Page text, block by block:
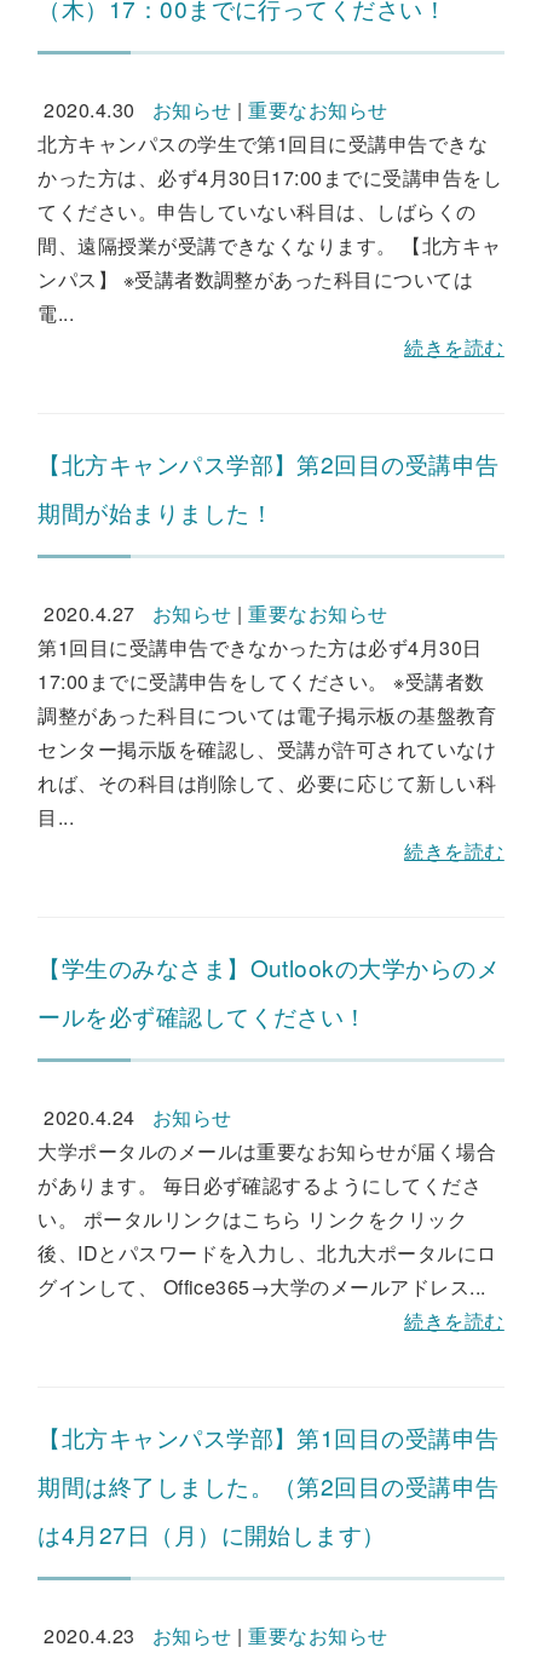
（木）17：00までに行ってください！
2020.4.30 お知らせ |重要なお知らせ
北方キャンパスの学生で第1回目に受講申告できな
かった方は、必ず4月30日17:00までに受講申告をし
てください。申告していない科目は、しばらくの
間、遠隔授業が受講できなくなります。 【北方キャ
ンパス】 ※受講者数調整があった科目については
電...
続きを読む
【北方キャンパス学部】第2回目の受講申告
期間が始まりました！
2020.4.27 お知らせ |重要なお知らせ
第1回目に受講申告できなかった方は必ず4月30日
17:00までに受講申告をしてください。 ※受講者数
調整があった科目については電子掲示板の基盤教育
センター掲示版を確認し、受講が許可されていなけ
れば、その科目は削除して、必要に応じて新しい科
目...
続きを読む
【学生のみなさま】Outlookの大学からのメ
ールを必ず確認してください！
2020.4.24
お知らせ
大学ポータルのメールは重要なお知らせが届く場合
があります。 毎日必ず確認するようにしてくださ
い。 ポータルリンクはこちら リンクをクリック
後、IDとパスワードを入力し、北九大ポータルにロ
グインして、 Office365→大学のメールアドレス...
続きを読む
【北方キャンパス学部】第1回目の受講申告
期間は終了しました。（第2回目の受講申告
は4月27日（月）に開始します）
2020.4.23 お知らせ |重要なお知らせ